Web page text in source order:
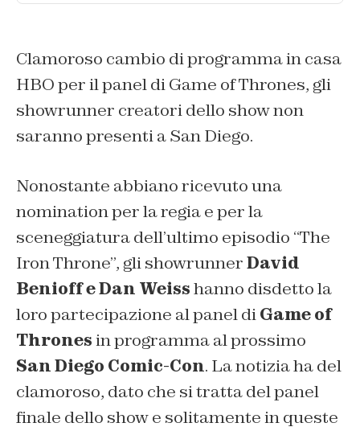
Clamoroso cambio di programma in casa
HBO per il panel di Game of Thrones, gli
showrunner creatori dello show non
saranno presenti a San Diego.
Nonostante abbiano ricevuto una
nomination per la regia e per la
sceneggiatura dell’ultimo episodio “The
Iron Throne”, gli showrunnerDavid
Benioff e Dan Weisshanno disdetto la
loro partecipazione al panel diGame of
Thronesin programma al prossimo
San Diego Comic-Con. La notizia ha del
clamoroso, dato che si tratta del panel
finale dello show e solitamente in queste